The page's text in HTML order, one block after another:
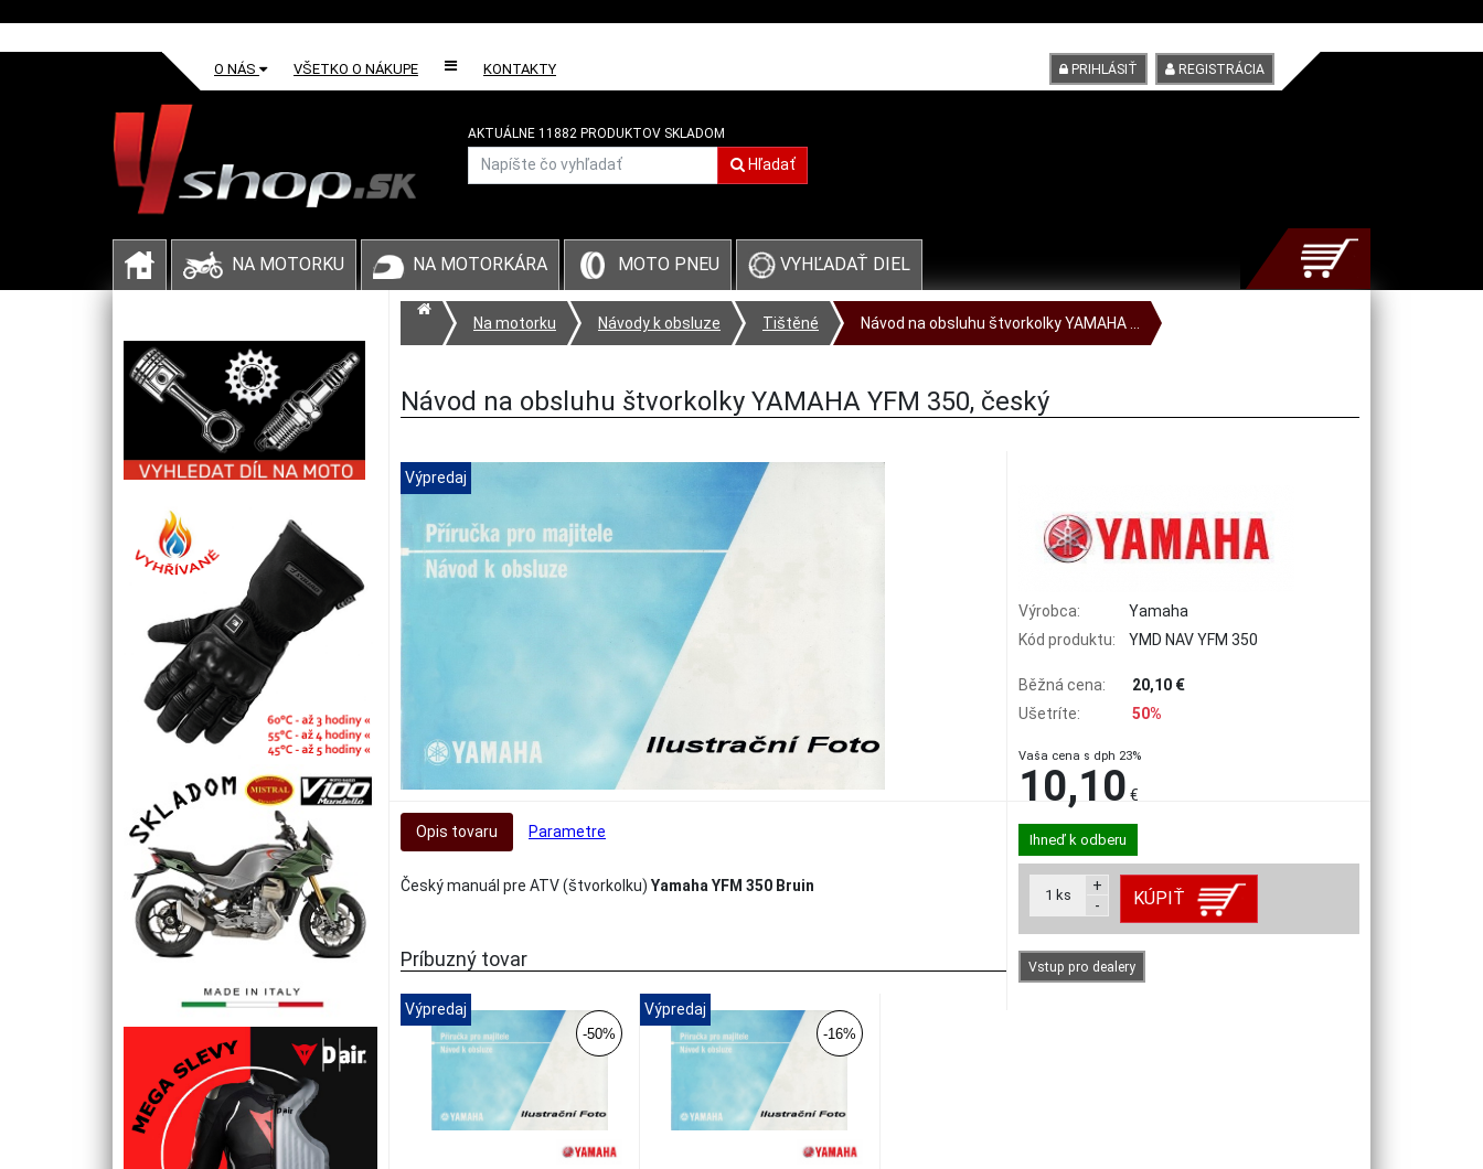
O NÁS VŠETKO O NÁKUPE KONTAKTY PRIHLÁSIŤ REGISTRÁCIA
AKTUÁLNE 11882 PRODUKTOV SKLADOM
Hľadať
NA MOTORKU NA MOTORKÁRA MOTO PNEU VYHĽADAŤ DIEL
Na motorku Návody k obsluze Tištěné Návod na obsluhu štvorkolky YAMAHA ...
Návod na obsluhu štvorkolky YAMAHA YFM 350, český
Výrobca:
Yamaha
Kód produktu:
YMD NAV YFM 350
Běžná cena:
20,10 €
Ušetríte:
50%
Vaša cena s dph 23%
10,10 €
Ihneď k odberu
1 ks
+
-
KÚPIŤ
Vstup pro dealery
Výpredaj
Opis tovaru Parametre
Český manuál pre ATV (štvorkolku) Yamaha YFM 350 Bruin
Príbuzný tovar
Výpredaj
-50%
Výpredaj
-16%